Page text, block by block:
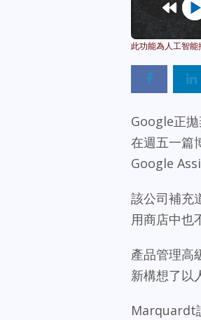
Google正
在週五一篇
Google
該公司補充
用商店中也
產品管理高
新構想了以
Marquardt